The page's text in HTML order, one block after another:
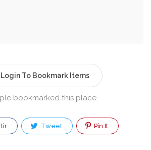
Login To Bookmark Items
bookmarked this place
Tweet Pin It